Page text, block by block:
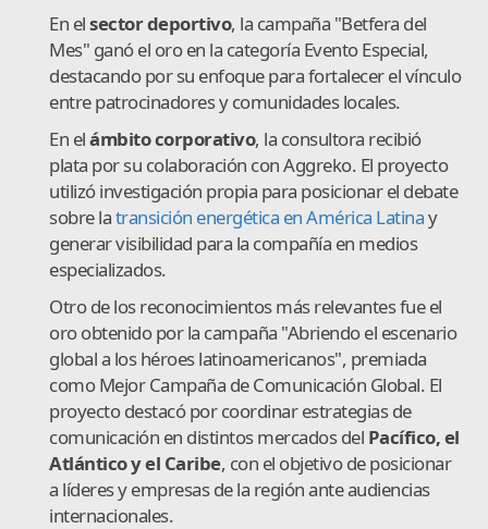
En elsector deportivo, la campaña "Betfera del
Mes" ganó el oro en la categoría Evento Especial,
destacando por su enfoque para fortalecer el vínculo
entre patrocinadores y comunidades locales.
En elámbito corporativo, la consultora recibió
plata por su colaboración con Aggreko. El proyecto
utilizó investigación propia para posicionar el debate
sobre latransición energética en América Latinay
generar visibilidad para la compañía en medios
especializados.
Otro de los reconocimientos más relevantes fue el
oro obtenido por la campaña "Abriendo el escenario
global a los héroes latinoamericanos", premiada
como Mejor Campaña de Comunicación Global. El
proyecto destacó por coordinar estrategias de
comunicación en distintos mercados del Pacífico, el
Atlántico y el Caribe, con el objetivo de posicionar
a líderes y empresas de la región ante audiencias
internacionales.